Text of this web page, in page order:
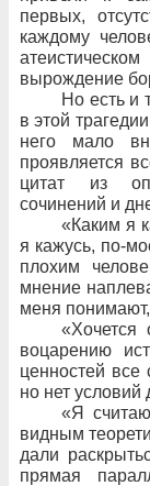
первых,
каждому
вырождение
Но есть и
в этой
него мало
проявляется
цитат из
сочинений и
«Каким я
я кажусь, по-
плохим
мнение
меня понимают,
«Хочется
воцарению
ценностей
но нет условий
«Я
видным
дали
прямая